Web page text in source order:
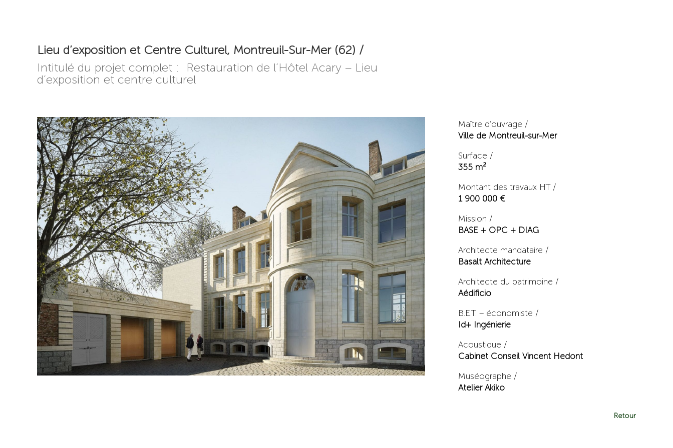
Lieu d’exposition et Centre Culturel, Montreuil-Sur-Mer (62) /
Intitulé du projet complet : Restauration de l’Hôtel Acary – Lieu
d’exposition et centre culturel
Maître d’ouvrage /
Ville de Montreuil-sur-Mer
Surface /
355 m²
Montant des travaux HT /
1 900 000 €
Mission /
BASE + OPC + DIAG
Architecte mandataire /
Basalt Architecture
Architecte du patrimoine /
Aédificio
B.E.T. – économiste /
Id+ Ingénierie
Acoustique /
Cabinet Conseil Vincent Hedont
Muséographe /
Atelier Akiko
Retour